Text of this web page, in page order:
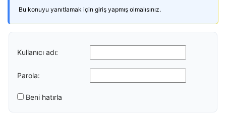
Bu konuyu yanıtlamak için giriş yapmış olmalısınız.
Kullanıcı adı:
Parola:
Beni hatırla